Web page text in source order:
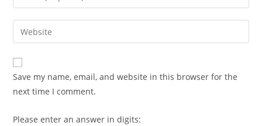
comment
your
email
address
comment
Enter
your
website
URL
(optional)
Save my name, email, and website in this browser for the
next time I comment.
Please enter an answer in digits: